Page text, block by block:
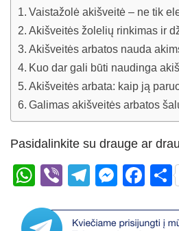
Vaistažolė akišveitė – ne tik
Akišveitės žolelių rinkimas ir
Akišveitės arbatos nauda
Kuo dar gali būti naudinga
Akišveitės arbata: kaip ją
Galimas akišveitės arbatos
Pasidalinkite su drauge ar
W
at
Vi
er
T
e
M
ss
F
c
S